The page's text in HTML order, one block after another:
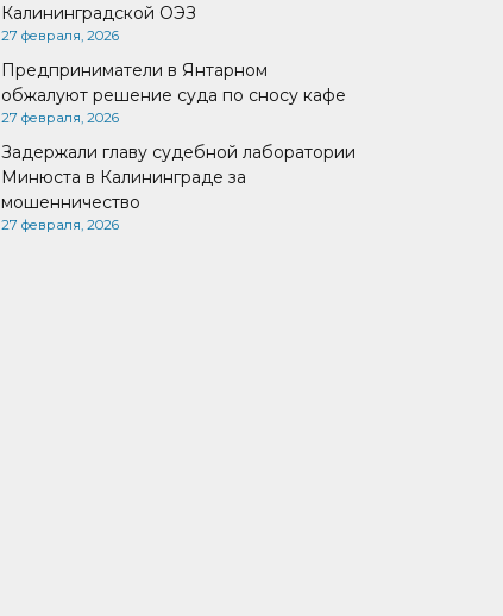
Калининградской ОЭЗ
27 февраля, 2026
Предприниматели в Янтарном
обжалуют решение суда по сносу кафе
27 февраля, 2026
Задержали главу судебной лаборатории
Минюста в Калининграде за
мошенничество
27 февраля, 2026